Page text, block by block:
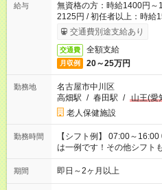
給与
無資格の方：時給1400円～
2125円 / 初任者以上：時給
交通費別途支給あり
交通費 全額支給
月収例 20～25万円
勤務地
名古屋市中川区
高畑駅 / 春田駅 / 山王(愛
老人保健施設
勤務時間
【シフト例】 07:00～16:00
は一例です！その他シフト
期間 即日～2ヶ月以上